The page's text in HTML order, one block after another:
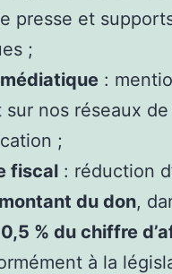
presse et
;
:
sur nos réseaux de
;
fiscal : réduction
du don,
0,5 % du chiffre
à la